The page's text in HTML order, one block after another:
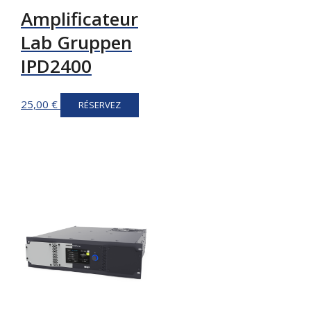
Amplificateur
Lab Gruppen
IPD2400
25,00 € RÉSERVEZ